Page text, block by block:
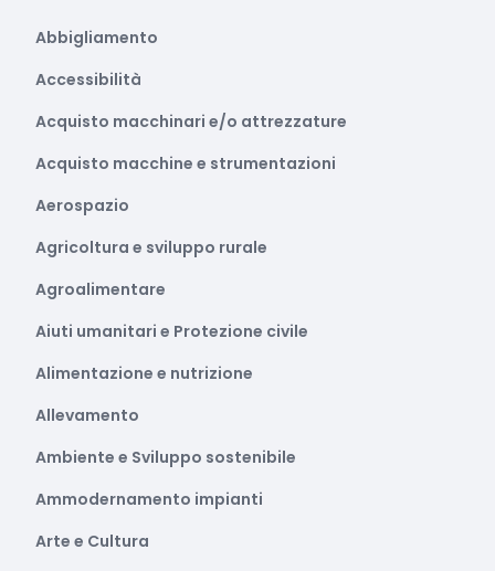
Abbigliamento
Accessibilità
Acquisto macchinari e/o attrezzature
Acquisto macchine e strumentazioni
Aerospazio
Agricoltura e sviluppo rurale
Agroalimentare
Aiuti umanitari e Protezione civile
Alimentazione e nutrizione
Allevamento
Ambiente e Sviluppo sostenibile
Ammodernamento impianti
Arte e Cultura